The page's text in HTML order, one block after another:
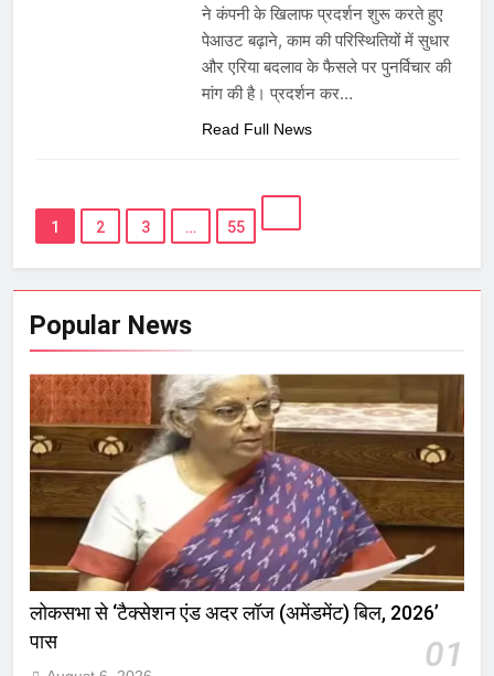
ने कंपनी के खिलाफ प्रदर्शन शुरू करते हुए
पेआउट बढ़ाने, काम की परिस्थितियों में सुधार
और एरिया बदलाव के फैसले पर पुनर्विचार की
मांग की है। प्रदर्शन कर…
Read Full News
1 2 3 … 55
Popular News
लोकसभा से ‘टैक्सेशन एंड अदर लॉज (अमेंडमेंट) बिल, 2026’
पास
01